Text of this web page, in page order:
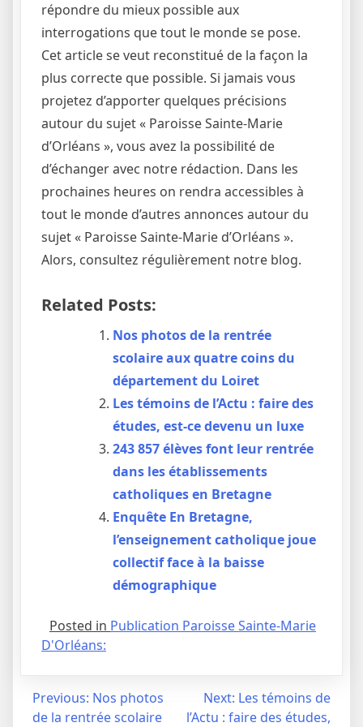
répondre du mieux possible aux
interrogations que tout le monde se pose.
Cet article se veut reconstitué de la façon la
plus correcte que possible. Si jamais vous
projetez d’apporter quelques précisions
autour du sujet « Paroisse Sainte-Marie
d’Orléans », vous avez la possibilité de
d’échanger avec notre rédaction. Dans les
prochaines heures on rendra accessibles à
tout le monde d’autres annonces autour du
sujet « Paroisse Sainte-Marie d’Orléans ».
Alors, consultez régulièrement notre blog.
Related Posts:
Nos photos de la rentrée
scolaire aux quatre coins du
département du Loiret
Les témoins de l’Actu : faire des
études, est-ce devenu un luxe
243 857 élèves font leur rentrée
dans les établissements
catholiques en Bretagne
Enquête En Bretagne,
l’enseignement catholique joue
collectif face à la baisse
démographique
Posted in Publication Paroisse Sainte-Marie
D'Orléans:
Navigation
Previous: Nos photos
de la rentrée scolaire
Next: Les témoins de
l’Actu : faire des études,